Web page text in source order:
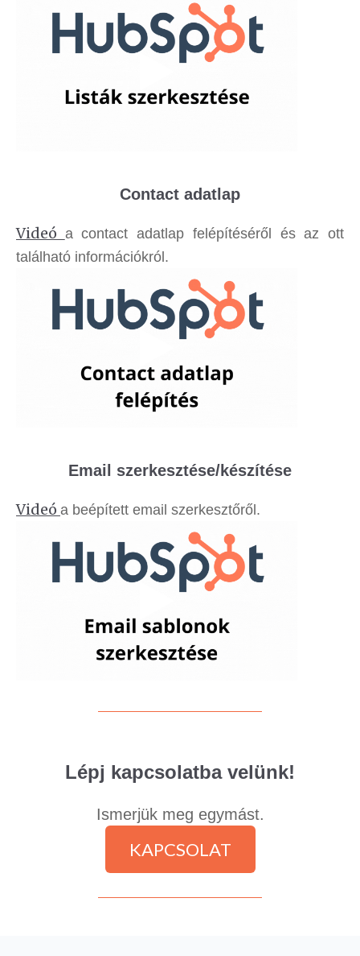
Contact adatlap
Videó a contact adatlap felépítéséről és az ott
található információkról.
Email szerkesztése/készítése
Videó a beépített email szerkesztőről.
Lépj kapcsolatba velünk!
Ismerjük meg egymást.
KAPCSOLAT